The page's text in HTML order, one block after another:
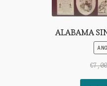
ALABAMA
€